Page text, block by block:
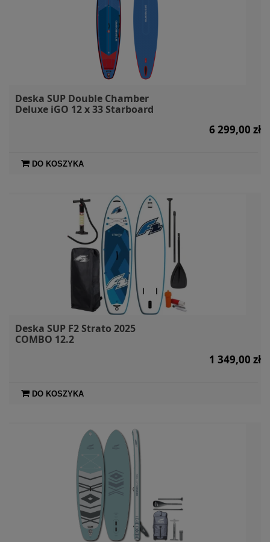
Deska SUP Double Chamber
Deluxe iGO 12 x 33 Starboard
6 299,00 zł
DO KOSZYKA
Deska SUP F2 Strato 2025
COMBO 12.2
1 349,00 zł
DO KOSZYKA